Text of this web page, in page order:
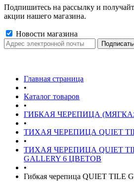
Подпишитесь на рассылку и
акции нашего магазина.
Новости магазина
Главная страница
•
Каталог товаров
•
ГИБКАЯ ЧЕРЕПИЦА
•
ТИХАЯ ЧЕРЕПИЦА QUIET
•
ТИХАЯ ЧЕРЕПИЦА QUIET
GALLERY 6 ЦВЕТОВ
•
Гибкая черепица QUIET TILE